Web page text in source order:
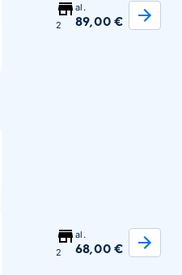
2
al.
89,00 €
2
al.
68,00 €